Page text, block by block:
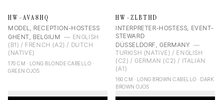
HW-AVA8HQ
MODEL, RECEPTION-HOSTESS
GHENT, BELGIUM
— ENGLISH
(B1) / FRENCH (A2) / DUTCH
(NATIVE)
170 CM · LONG BLONDE CABELLO ·
GREEN OJOS
HW-ZLBTHD
INTERPRETER-HOSTESS, EVENT-
STEWARD
DÜSSELDORF, GERMANY —
TURKISH (NATIVE) / ENGLISH
(C2) / GERMAN (C2) / ITALIAN
(A1)
160 CM · LONG BROWN CABELLO · DARK
BROWN OJOS